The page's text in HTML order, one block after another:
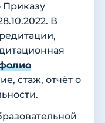
В
стаж, отчёт о